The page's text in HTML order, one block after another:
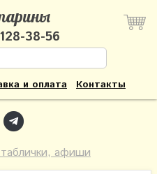
38-56
и оплата Контакты
афиши